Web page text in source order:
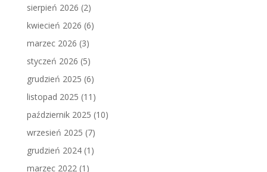
sierpień 2026 (2)
kwiecień 2026 (6)
marzec 2026 (3)
styczeń 2026 (5)
grudzień 2025 (6)
listopad 2025 (11)
październik 2025 (10)
wrzesień 2025 (7)
grudzień 2024(1)
marzec 2022(1)